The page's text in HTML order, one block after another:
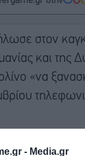
- Media.gr
στον
και της
«να